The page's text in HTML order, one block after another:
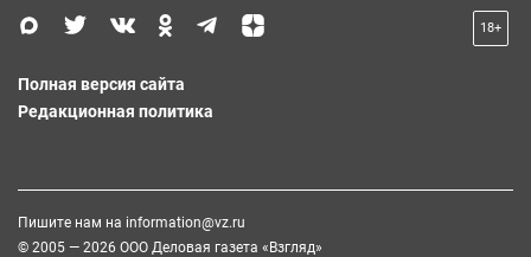
18+
Полная версия сайта
Редакционная политика
Пишите нам на information@vz.ru
© 2005 — 2026 ООО Деловая газета «Взгляд»